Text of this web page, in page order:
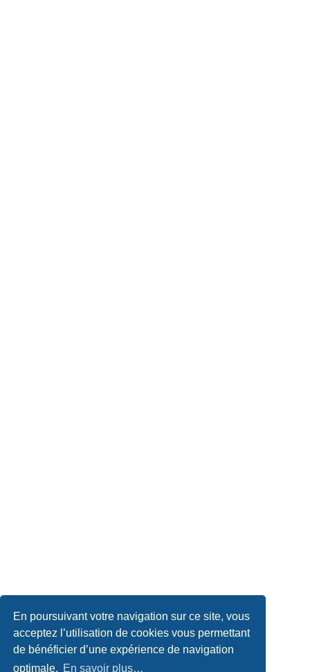
En poursuivant votre navigation sur ce site, vous
acceptez l’utilisation de cookies vous permettant
de bénéficier d’une expérience de navigation
optimale. En savoir plus…